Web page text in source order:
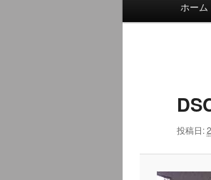
ホーム
ビ
ー
シ
ョ
投稿日: